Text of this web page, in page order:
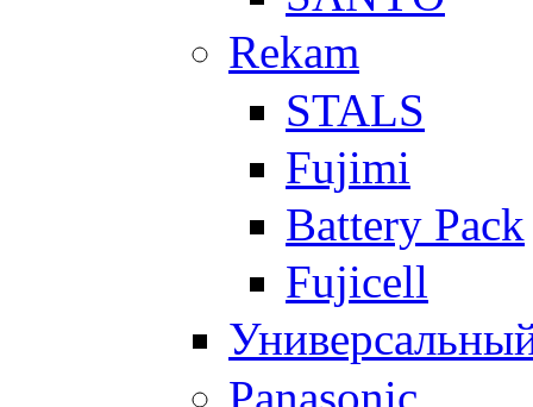
Rekam
STALS
Fujimi
Battery Pack
Fujicell
Panasonic